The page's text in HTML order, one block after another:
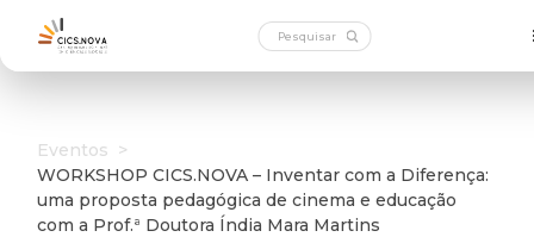
Eventos >
WORKSHOP CICS.NOVA – Inventar com a Diferença:
uma proposta pedagógica de cinema e educação
com a Prof.ª Doutora Índia Mara Martins